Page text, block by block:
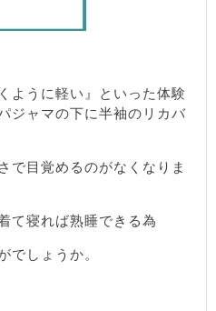
ように軽い』といった体験
ジャマの下に半袖のリカバ
で目覚めるのがなくなりま
て寝れば熟睡できる為
でしょうか。